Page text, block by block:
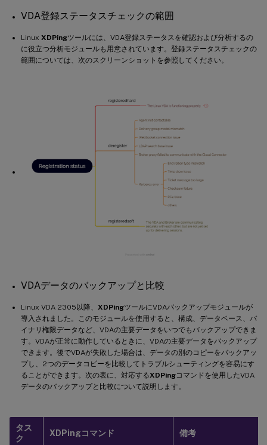
VDA登録ステータスチェックの範囲
Linux XDPingツールには、VDA登録ステータスを確認および分析するの
に役立つ分析モジュールも用意されています。登録ステータスチェックの
範囲については、次のスクリーンショットを参照してください。
VDAデータのバックアップと比較
Linux VDA 2305以降、 XDPingツールにVDAバックアップモジュールが
導入されました。このモジュールを使用すると、構成、データベース、バ
イナリ権限データなど、VDAの主要データをいつでもバックアップできま
す。VDAが正常に動作しているときに、VDAの主要データをバックアップ
できます。後でVDAが失敗した場合は、データの別のコピーをバックアッ
プし、2つのデータコピーを比較してトラブルシューティングを容易にす
ることができます。次の表に、対応するXDPingコマンドを使用したVDA
データのバックアップと比較について説明します。
タス
ク
XDPingコマンド 備考